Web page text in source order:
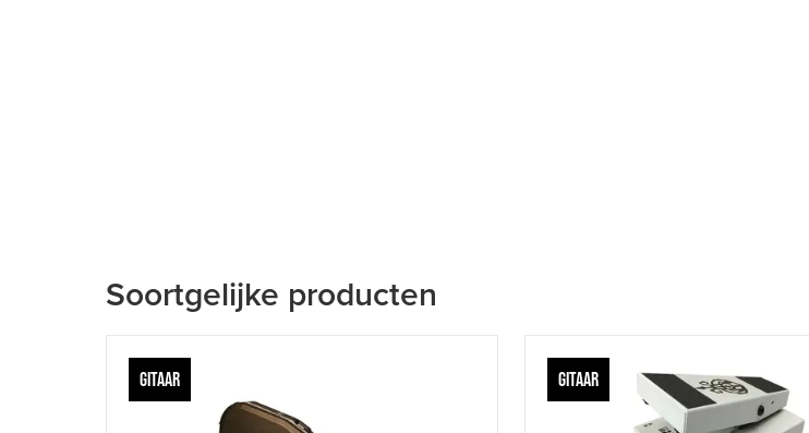
Soortgelijke producten
GITAAR GITAAR